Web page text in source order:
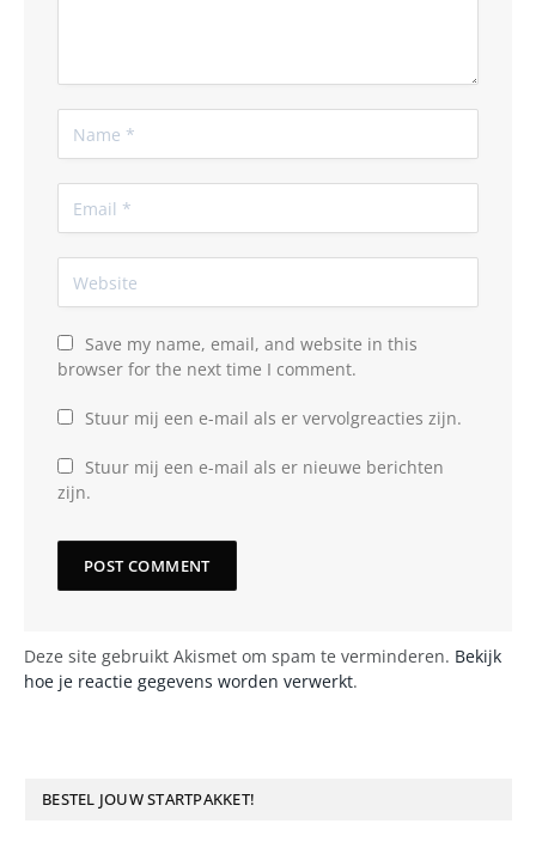
Save my name, email, and website in this
browser for the next time I comment.
Stuur mij een e-mail als er vervolgreacties zijn.
Stuur mij een e-mail als er nieuwe berichten
zijn.
Deze site gebruikt Akismet om spam te verminderen. Bekijk
hoe je reactie gegevens worden verwerkt.
BESTEL JOUW STARTPAKKET!